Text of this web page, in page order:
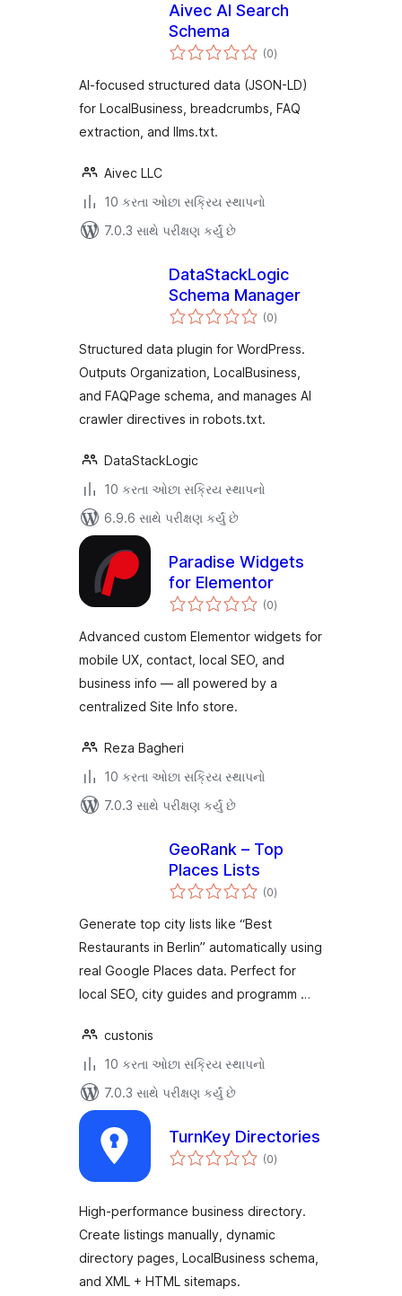
Aivec AI Search
Schema
(0કુલ
રેટિંગ્સ
)
AI-focused structured data (JSON-LD)
for LocalBusiness, breadcrumbs, FAQ
extraction, and llms.txt.
Aivec LLC
10 કરતા ઓછા સક્રિય સ્થાપનો
7.0.3 સાથે પરીક્ષણ કર્યું છે
DataStackLogic
Schema Manager
(0કુલ
રેટિંગ્સ
)
Structured data plugin for WordPress.
Outputs Organization, LocalBusiness,
and FAQPage schema, and manages AI
crawler directives in robots.txt.
DataStackLogic
10 કરતા ઓછા સક્રિય સ્થાપનો
6.9.6 સાથે પરીક્ષણ કર્યું છે
Paradise Widgets
for Elementor
(0કુલ
રેટિંગ્સ
)
Advanced custom Elementor widgets for
mobile UX, contact, local SEO, and
business info — all powered by a
centralized Site Info store.
Reza Bagheri
10 કરતા ઓછા સક્રિય સ્થાપનો
7.0.3 સાથે પરીક્ષણ કર્યું છે
GeoRank – Top
Places Lists
(0કુલ
રેટિંગ્સ
)
Generate top city lists like “Best
Restaurants in Berlin” automatically using
real Google Places data. Perfect for
local SEO, city guides and programm …
custonis
10 કરતા ઓછા સક્રિય સ્થાપનો
7.0.3 સાથે પરીક્ષણ કર્યું છે
TurnKey Directories
(0કુલ
રેટિંગ્સ
)
High-performance business directory.
Create listings manually, dynamic
directory pages, LocalBusiness schema,
and XML + HTML sitemaps.